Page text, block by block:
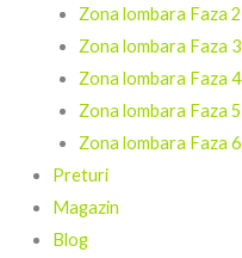
Zona lombara Faza 2
Zona lombara Faza 3
Zona lombara Faza 4
Zona lombara Faza 5
Zona lombara Faza 6
Preturi
Magazin
Blog